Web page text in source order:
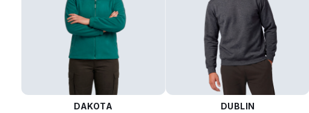
DAKOTA DUBLIN